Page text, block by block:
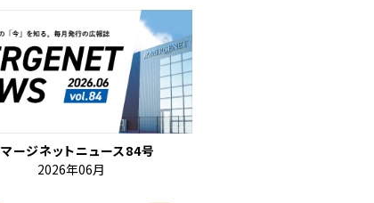
マージネットニュース84号
2026年06月